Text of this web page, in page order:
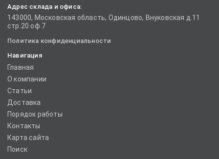
Адрес склада и офиса:
143000, Московская область, Одинцово, Внуковская д.11
стр.20 оф.7
Политика конфиденциальности
Навигация
Главная
О компании
Статьи
Доставка
Порядок работы
Контакты
Карта сайта
Поиск